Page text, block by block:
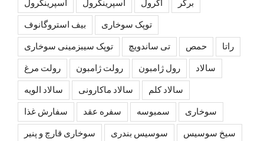
اسپرينگرول اسپرینگرول اگرول برگر
بیف استروگانوف توپک سوخاری
توپک سیبزمینی سوخاری تی ساندویچ حمص راتا
رولت مرغ رولت ژامبون رول ژامبون سالاد
سالاد الویه سالاد ماکارونی سالاد کلم
سفارش غذا سفره عقد سمبوسه سوخاری
سوخاری قارچ و پنیر سوسیس بندری سیخ سوسیس